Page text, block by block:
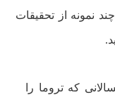
نمونه از تحقیقات
که تروما را